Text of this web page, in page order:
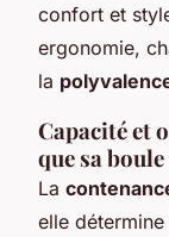
confort et
ergonomie,
la
Capacité et
que sa boule
La
elle